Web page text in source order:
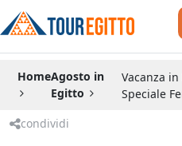
Home
Viaggio in Egitto
HomeAgosto in
Egitto
Vacanza
Speciale
condividi